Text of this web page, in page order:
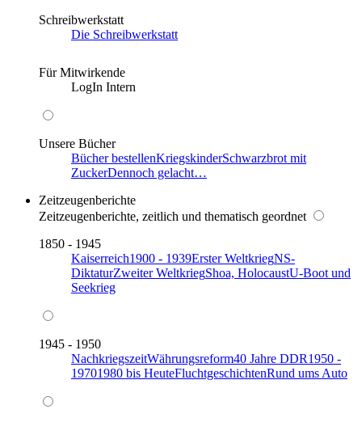
Schreibwerkstatt
Die Schreibwerkstatt
Für Mitwirkende
LogIn Intern
Unsere Bücher
Bücher bestellenKriegskinderSchwarzbrot mit
ZuckerDennoch gelacht…
Zeitzeugenberichte
Zeitzeugenberichte, zeitlich und thematisch geordnet
1850 - 1945
Kaiserreich1900 - 1939Erster WeltkriegNS-
DiktaturZweiter WeltkriegShoa, HolocaustU-Boot und
Seekrieg
1945 - 1950
NachkriegszeitWährungsreform40 Jahre DDR1950 -
19701980 bis HeuteFluchtgeschichtenRund ums Auto